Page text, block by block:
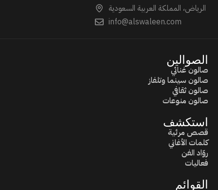
الرياض، المملكة العربية السعودية
info@alswaleen.com
الصوالين
صالون غنائي
صالون سينما وتلفاز
صالون ثقافي
صالون منوعات
استكشف
قصص مرئية
كلمات الأغاني
روّاد الفن
فعاليات
القوائم